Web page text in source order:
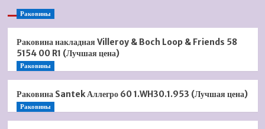
Раковины
Раковина накладная Villeroy & Boch Loop & Friends 58
5154 00 R1 (Лучшая цена)
Раковины
Раковина Santek Аллегро 60 1.WH30.1.953 (Лучшая цена)
Раковины